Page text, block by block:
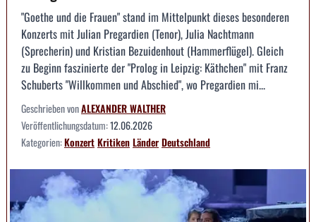
"Goethe und die Frauen" stand im Mittelpunkt dieses besonderen
Konzerts mit Julian Pregardien (Tenor), Julia Nachtmann
(Sprecherin) und Kristian Bezuidenhout (Hammerflügel). Gleich
zu Beginn faszinierte der "Prolog in Leipzig: Käthchen" mit Franz
Schuberts "Willkommen und Abschied", wo Pregardien mi...
Geschrieben vonALEXANDER WALTHER
Veröffentlichungsdatum:12.06.2026
Kategorien:KonzertKritikenLänderDeutschland